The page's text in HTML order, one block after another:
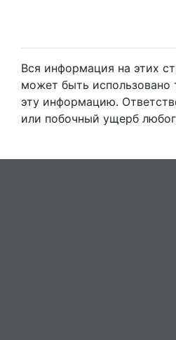
Вся информация на этих
может быть использовано
эту информацию.
или побочный ущерб